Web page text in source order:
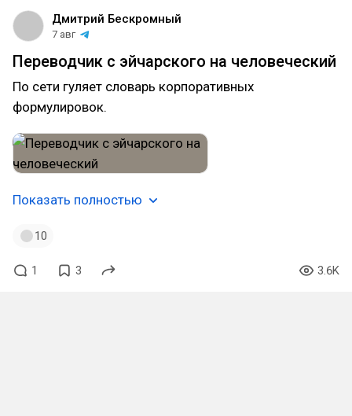
Дмитрий Бескромный
7 авг
Переводчик с эйчарского на человеческий
По сети гуляет словарь корпоративных
формулировок.
Показать полностью
10
1 3 3.6K